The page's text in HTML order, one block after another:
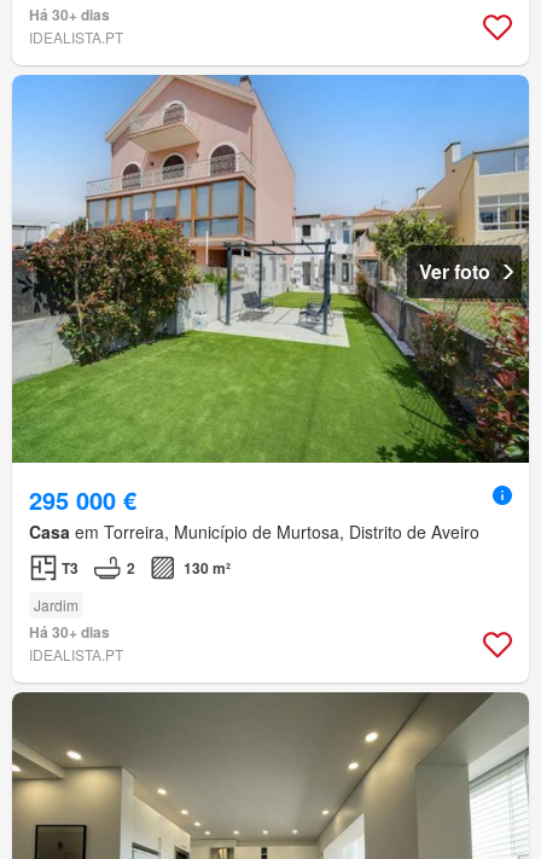
Há 30+ dias
IDEALISTA.PT
Ver foto
295 000 €
Casa em Torreira, Município de Murtosa, Distrito de Aveiro
T3 2 130 m²
Jardim
Há 30+ dias
IDEALISTA.PT